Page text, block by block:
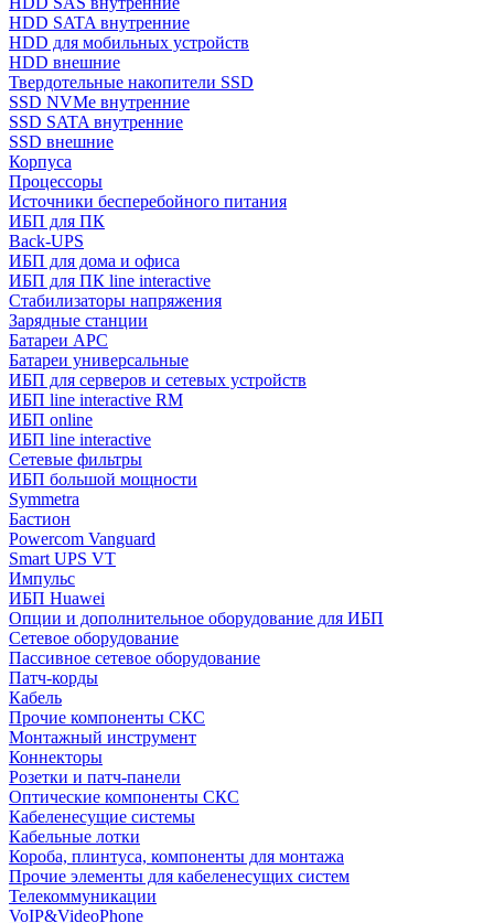
HDD SATA внутренние
HDD для мобильных устройств
HDD внешние
Твердотельные накопители SSD
SSD NVMe внутренние
SSD SATA внутренние
SSD внешние
Корпуса
Процессоры
Источники бесперебойного питания
ИБП для ПК
Back-UPS
ИБП для дома и офиса
ИБП для ПК linе interactive
Стабилизаторы напряжения
Зарядные станции
Батареи APC
Батареи универсальные
ИБП для серверов и сетевых устройств
ИБП line interactive RM
ИБП online
ИБП linе interactive
Сетевые фильтры
ИБП большой мощности
Symmetra
Бастион
Powercom Vanguard
Smart UPS VT
Импульс
ИБП Huawei
Опции и дополнительное оборудование для ИБП
Сетевое оборудование
Пассивное сетевое оборудование
Патч-корды
Кабель
Прочие компоненты СКС
Монтажный инструмент
Коннекторы
Розетки и патч-панели
Оптические компоненты СКС
Кабеленесущие системы
Кабельные лотки
Короба, плинтуса, компоненты для монтажа
Прочие элементы для кабеленесущих систем
Телекоммуникации
VoIP&VideoPhone